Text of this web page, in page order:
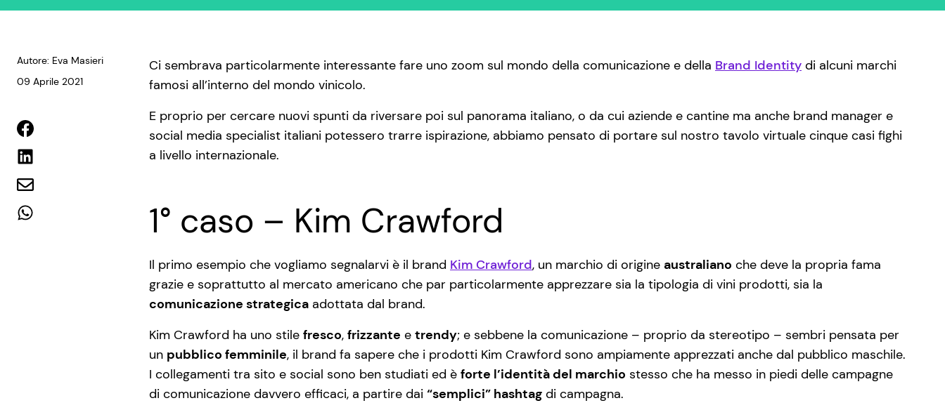
Autore: Eva Masieri
09 Aprile 2021
Ci sembrava particolarmente interessante fare uno zoom sul mondo della comunicazione e della Brand Identity di alcuni marchi
famosi all’interno del mondo vinicolo.
E proprio per cercare nuovi spunti da riversare poi sul panorama italiano, o da cui aziende e cantine ma anche brand manager e
social media specialist italiani potessero trarre ispirazione, abbiamo pensato di portare sul nostro tavolo virtuale cinque casi fighi
a livello internazionale.
1° caso – Kim Crawford
Il primo esempio che vogliamo segnalarvi è il brand Kim Crawford, un marchio di origine australiano che deve la propria fama
grazie e soprattutto al mercato americano che par particolarmente apprezzare sia la tipologia di vini prodotti, sia la
comunicazione strategica adottata dal brand.
Kim Crawford ha uno stile fresco, frizzante e trendy; e sebbene la comunicazione – proprio da stereotipo – sembri pensata per
un pubblico femminile, il brand fa sapere che i prodotti Kim Crawford sono ampiamente apprezzati anche dal pubblico maschile.
I collegamenti tra sito e social sono ben studiati ed è forte l’identità del marchio stesso che ha messo in piedi delle campagne
di comunicazione davvero efficaci, a partire dai “semplici” hashtag di campagna.